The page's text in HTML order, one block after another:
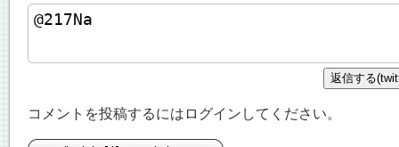
コメントを投稿するにはログインしてください。